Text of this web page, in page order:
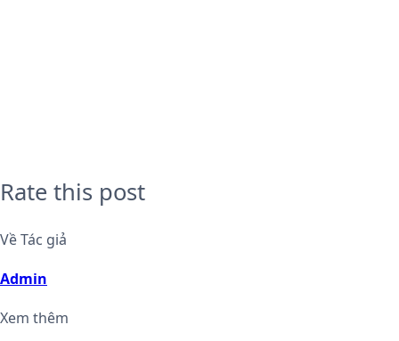
Rate this post
Về Tác giả
Admin
Xem thêm